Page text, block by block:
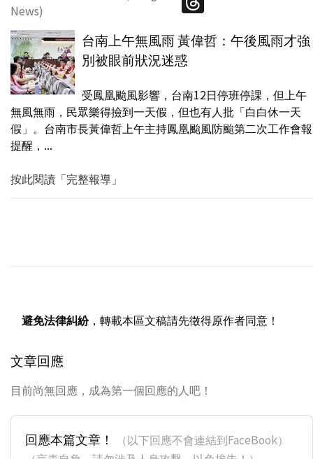
News)
台南上午無風雨 黃偉哲：午後風雨才強
別被眼前狀況迷惑
受鳳凰颱風影響，台南12日停班停課，但上午
無風無雨，民眾樂得撿到一天假，但也有人批「白白休一天
假」。台南市長黃偉哲上午主持鳳凰颱風防颱第二次工作會報
提醒，...
按此閱讀「完整報導」
避免法律糾紛，轉載本區文稿請先徵得原作者同意！
文章回應
目前尚無回應，成為第一個回應的人吧！
回應本篇文章！
（以下回應不會連結到FaceBook）